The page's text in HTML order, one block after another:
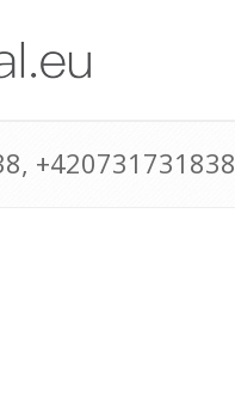
+420731731838